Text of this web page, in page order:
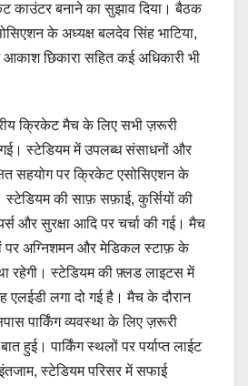
काउंटर बनाने का सुझाव दिया। बैठक
के अध्यक्ष बलदेव सिंह भाटिया,
छिकारा सहित कई अधिकारी भी
क्रिकेट मैच के लिए सभी ज़रूरी
गई। स्टेडियम में उपलब्ध संसाधनों और
सहयोग पर क्रिकेट एसोसिएशन के
स्टेडियम की साफ़ सफ़ाई, कुर्सियों की
और सुरक्षा आदि पर चर्चा की गई। मैच
पर अग्निशमन और मेडिकल स्टाफ़ के
रहेगी। स्टेडियम की फ़्लड लाइटस में
एलईडी लगा दो गई है। मैच के दौरान
पार्किंग व्यवस्था के लिए ज़रूरी
हुई। पार्किंग स्थलों पर पर्याप्त लाईट
स्टेडियम परिसर में सफाई